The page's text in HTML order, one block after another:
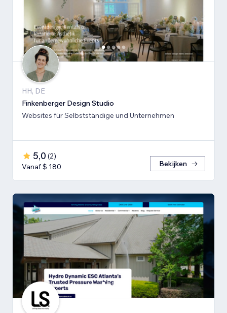
HH, DE
Finkenberger Design Studio
Websites für Selbstständige und Unternehmen
5,0 (2)
Vanaf $ 180
Bekijken